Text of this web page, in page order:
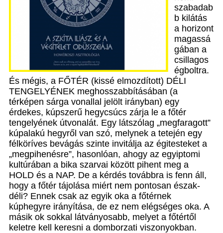
szabadab
b kilátás
a horizont
magassá
gában a
csillagos
égboltra.
És mégis, a FŐTÉR (kissé elmozdított) DÉLI
TENGELYÉNEK meghosszabbításában (a
térképen sárga vonallal jelölt irányban) egy
érdekes, kúpszerű hegycsúcs zárja le a főtér
tengelyének útvonalát. Egy látszólag „megfaragott”
kúpalakú hegyről van szó, melynek a tetején egy
félköríves bevágás szinte invitálja az égitesteket a
„megpihenésre”, hasonlóan, ahogy az egyiptomi
kultúrában a bika szarvai között pihent meg a
HOLD és a NAP. De a kérdés továbbra is fenn áll,
hogy a főtér tájolása miért nem pontosan észak-
déli? Ennek csak az egyik oka a főtérnek
kúphegyre irányítása, de ez nem elégséges oka. A
másik ok sokkal látványosabb, melyet a főtértől
keletre kell keresni a domborzati viszonyokban.